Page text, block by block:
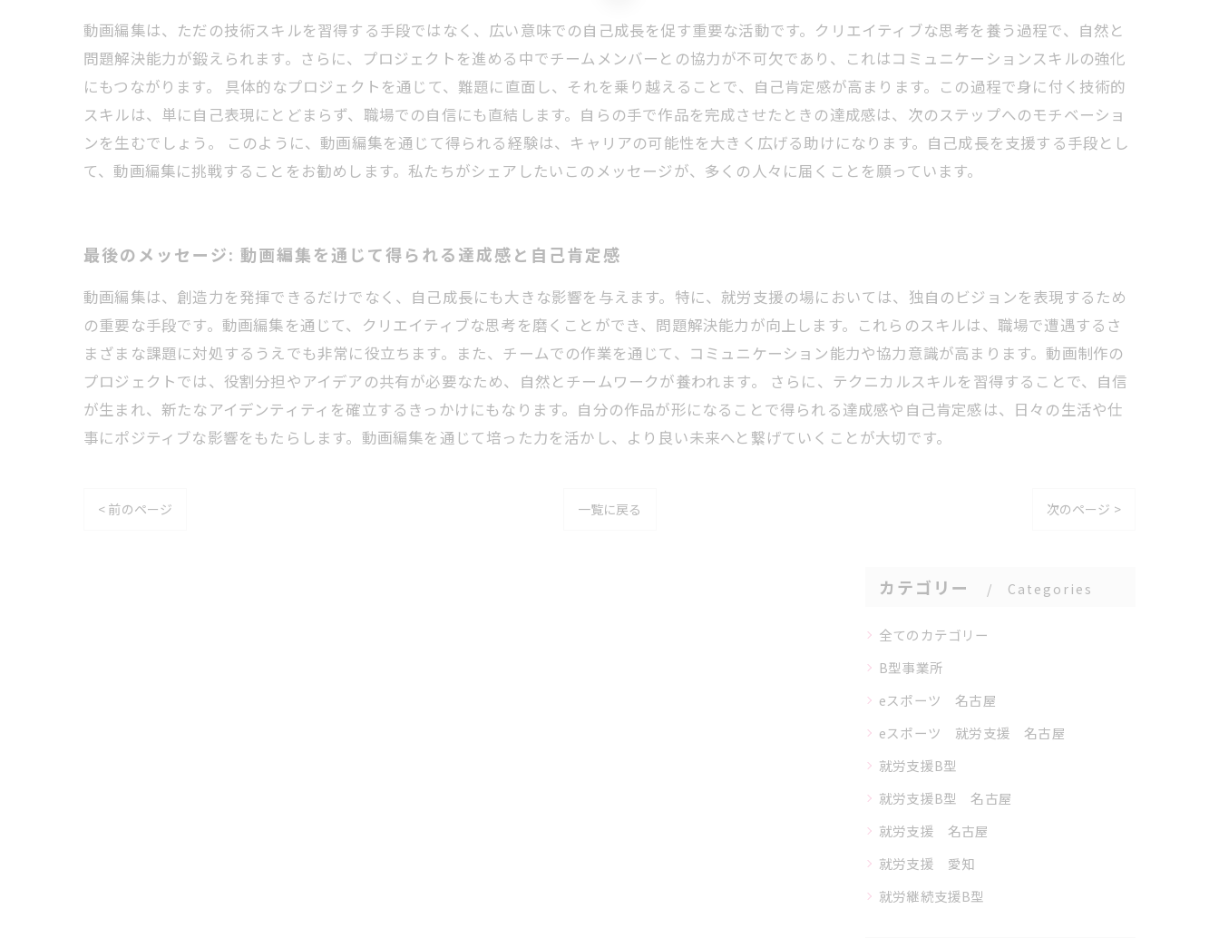
動画編集は、ただの技術スキルを習得する手段ではなく、広い意味での自己成長を促す重要な活動です。クリエイティブな思考を養う過程で、自然と
問題解決能力が鍛えられます。さらに、プロジェクトを進める中でチームメンバーとの協力が不可欠であり、これはコミュニケーションスキルの強化
にもつながります。 具体的なプロジェクトを通じて、難題に直面し、それを乗り越えることで、自己肯定感が高まります。この過程で身に付く技術的
スキルは、単に自己表現にとどまらず、職場での自信にも直結します。自らの手で作品を完成させたときの達成感は、次のステップへのモチベーショ
ンを生むでしょう。 このように、動画編集を通じて得られる経験は、キャリアの可能性を大きく広げる助けになります。自己成長を支援する手段とし
て、動画編集に挑戦することをお勧めします。私たちがシェアしたいこのメッセージが、多くの人々に届くことを願っています。
最後のメッセージ: 動画編集を通じて得られる達成感と自己肯定感
動画編集は、創造力を発揮できるだけでなく、自己成長にも大きな影響を与えます。特に、就労支援の場においては、独自のビジョンを表現するため
の重要な手段です。動画編集を通じて、クリエイティブな思考を磨くことができ、問題解決能力が向上します。これらのスキルは、職場で遭遇するさ
まざまな課題に対処するうえでも非常に役立ちます。また、チームでの作業を通じて、コミュニケーション能力や協力意識が高まります。動画制作の
プロジェクトでは、役割分担やアイデアの共有が必要なため、自然とチームワークが養われます。 さらに、テクニカルスキルを習得することで、自信
が生まれ、新たなアイデンティティを確立するきっかけにもなります。自分の作品が形になることで得られる達成感や自己肯定感は、日々の生活や仕
事にポジティブな影響をもたらします。動画編集を通じて培った力を活かし、より良い未来へと繋げていくことが大切です。
< 前のページ 一覧に戻る 次のページ >
カテゴリー Categories
全てのカテゴリー
B型事業所
eスポーツ 名古屋
eスポーツ 就労支援 名古屋
就労支援B型
就労支援B型 名古屋
就労支援 名古屋
就労支援 愛知
就労継続支援B型